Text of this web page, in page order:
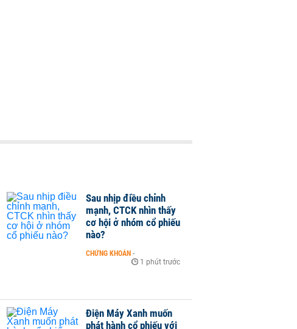
Sau nhịp điều chỉnh
mạnh, CTCK nhìn thấy
cơ hội ở nhóm cổ phiếu
nào?
CHỨNG KHOÁN -
1 phút trước
Điện Máy Xanh muốn
phát hành cổ phiếu với